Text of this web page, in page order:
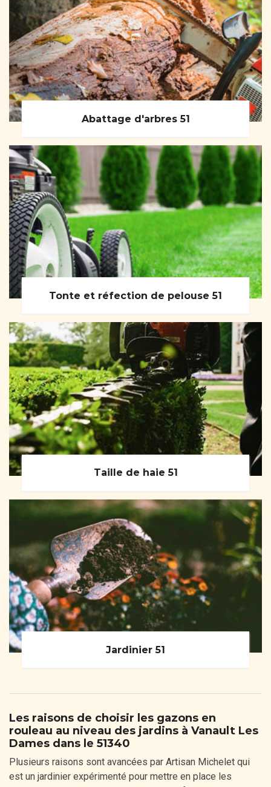
Abattage d'arbres 51
Tonte et réfection de pelouse 51
Taille de haie 51
Jardinier 51
Les raisons de choisir les gazons en
rouleau au niveau des jardins à Vanault Les
Dames dans le 51340
Plusieurs raisons sont avancées par Artisan Michelet qui
est un jardinier expérimenté pour mettre en place les